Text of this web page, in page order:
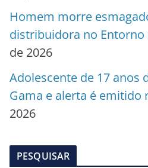
Homem morre
distribuidora no Entorno
de 2026
Adolescente de 17 anos
Gama e alerta é emitido
2026
PESQUISAR